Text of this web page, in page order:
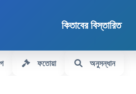
কিতাবের বিস্তারিত
ফতোয়া অনুসন্ধান